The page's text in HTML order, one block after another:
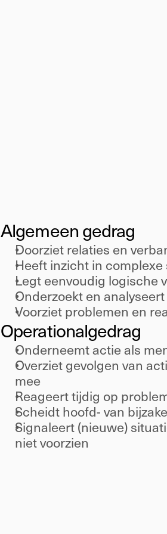
Algemeen gedrag
Doorziet relaties en
Heeft inzicht in
Legt eenvoudig logische
Onderzoekt en
Voorziet problemen en
Operationalgedrag
Onderneemt actie als
Overziet gevolgen van
mee
Reageert tijdig op
Scheidt hoofd- van
Signaleert (nieuwe)
niet voorzien